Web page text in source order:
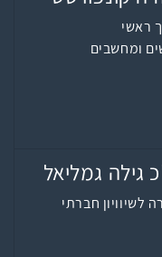
ראשי
ומחשבים
גילה גמליאל
לשיוויון חברתי